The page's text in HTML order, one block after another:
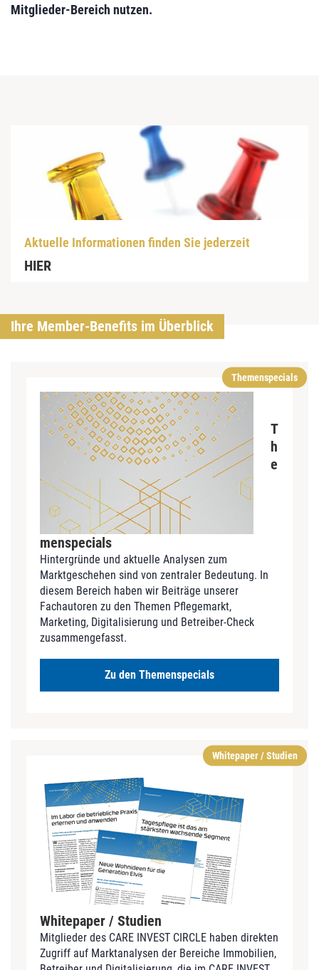
Mitglieder-Bereich nutzen.
Aktuelle Informationen finden Sie jederzeit
HIER
Ihre Member-Benefits im Überblick
Themenspecials
T
h
e
menspecials
Hintergründe und aktuelle Analysen zum
Marktgeschehen sind von zentraler Bedeutung. In
diesem Bereich haben wir Beiträge unserer
Fachautoren zu den Themen Pflegemarkt,
Marketing, Digitalisierung und Betreiber-Check
zusammengefasst.
Zu den Themenspecials
Whitepaper / Studien
Whitepaper / Studien
Mitglieder des CARE INVEST CIRCLE haben direkten
Zugriff auf Marktanalysen der Bereiche Immobilien,